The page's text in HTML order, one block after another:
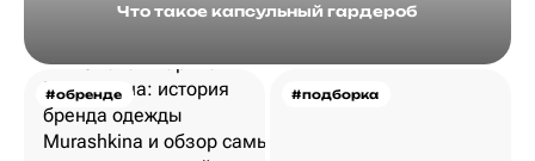
Что такое капсульный гардероб
#обренде #подборка